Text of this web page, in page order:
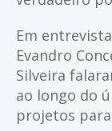
Em
Evandro
Silveira
ao longo do
projetos